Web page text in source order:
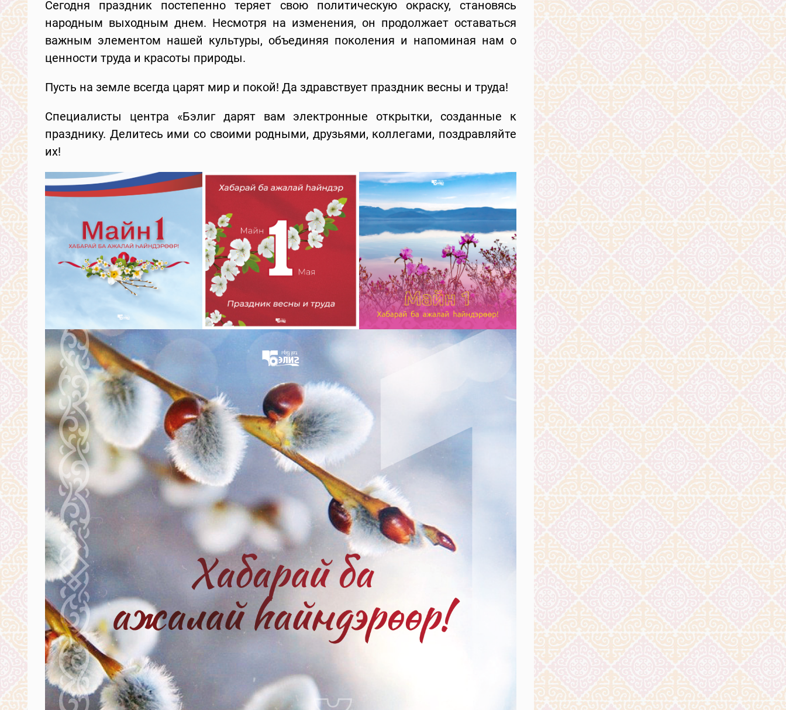
Сегодня праздник постепенно теряет свою политическую окраску, становясь
народным выходным днем. Несмотря на изменения, он продолжает оставаться
важным элементом нашей культуры, объединяя поколения и напоминая нам о
ценности труда и красоты природы.
Пусть на земле всегда царят мир и покой! Да здравствует праздник весны и труда!
Специалисты центра «Бэлиг дарят вам электронные открытки, созданные к
празднику. Делитесь ими со своими родными, друзьями, коллегами, поздравляйте
их!